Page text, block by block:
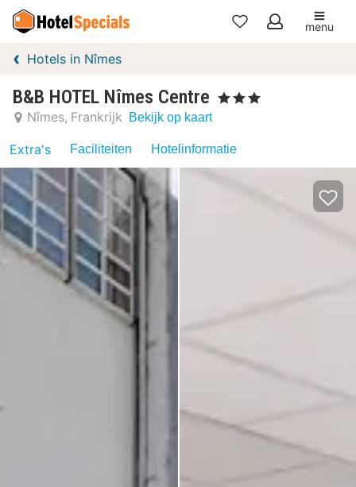
Mijn
menu
Hotels in Nîmes
B&B HOTEL Nîmes Centre , 3 Sterren
Nîmes Frankrijk Bekijk op kaart
Extra's Faciliteiten Hotelinformatie